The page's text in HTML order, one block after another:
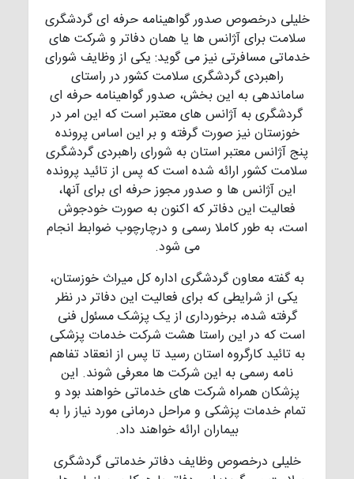
خلیلی درخصوص صدور گواهینامه حرفه ای گردشگری
سلامت برای آژانس ها یا همان دفاتر و شرکت های
خدماتی مسافرتی نیز می گوید: یکی از وظایف شورای
راهبردی گردشگری سلامت کشور در راستای
ساماندهی به این بخش، صدور گواهینامه حرفه ای
گردشگری به آژانس های معتبر است که این امر در
خوزستان نیز صورت گرفته و بر این اساس پرونده
پنج آژانس معتبر استان به شورای راهبردی گردشگری
سلامت کشور ارائه شده است که پس از تائید پرونده
این آژانس ها و صدور مجوز حرفه ای برای آنها،
فعالیت این دفاتر که اکنون به صورت خودجوش
است، به طور کاملا رسمی و درچارچوب ضوابط انجام
می شود.
به گفته معاون گردشگری اداره کل میراث خوزستان،
یکی از شرایطی که برای فعالیت این دفاتر در نظر
گرفته شده، برخورداری از یک پزشک مسئول فنی
است که در این راستا هشت شرکت خدمات پزشکی
به تائید کارگروه استان رسید تا پس از انعقاد تفاهم
نامه رسمی به این شرکت ها معرفی شوند. این
پزشکان همراه شرکت های خدماتی خواهند بود و
تمام خدمات پزشکی و مراحل درمانی مورد نیاز را به
بیماران ارائه خواهند داد.
خلیلی درخصوص وظایف دفاتر خدماتی گردشگری